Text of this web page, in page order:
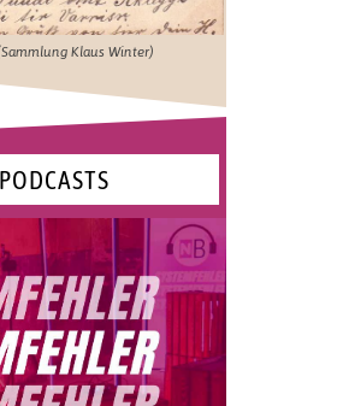
Klaus Winter)